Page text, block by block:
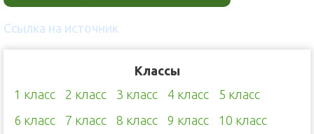
Ссылка на источник
Классы
1 класс
2 класс 3 класс 4 класс
5 класс
6 класс
7 класс 8 класс 9 класс
10 класс